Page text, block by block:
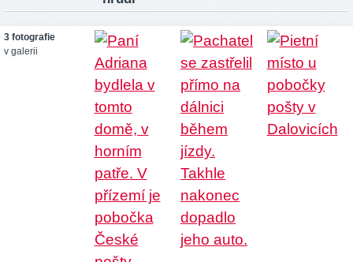
3 fotografie
v galerii